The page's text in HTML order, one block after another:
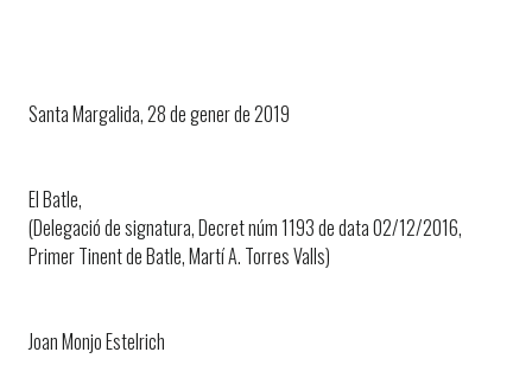
Santa Margalida, 28 de gener de 2019
El Batle,
(Delegació de signatura, Decret núm 1193 de data 02/12/2016,
Primer Tinent de Batle, Martí A. Torres Valls)
Joan Monjo Estelrich